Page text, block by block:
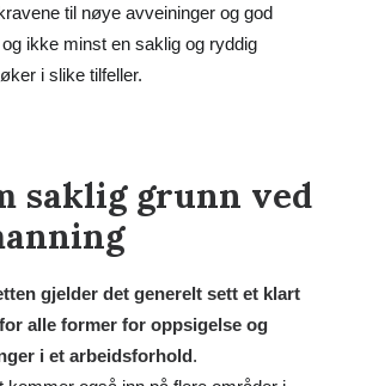
til nøye avveininger og god
ikke minst en saklig og ryddig
i slike tilfeller.
saklig grunn ved
gjelder det generelt sett et klart
alle former for oppsigelse og
i et arbeidsforhold.